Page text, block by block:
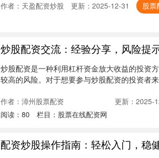
作者：天盈配资炒股 更新：2025-12-31 股票
炒股配资交流：经验分享，风险提
炒股配资是一种利用杠杆资金放大收益的投资
较高的风险。对于想要参与炒股配资的投资者
作者：漳州股票配资 更新：2025-
阅读： 80 栏目： 股票在线配资网
配资炒股操作指南：轻松入门，稳